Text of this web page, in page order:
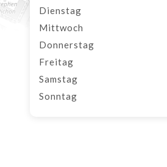
Dienstag
Mittwoch
Donnerstag
Freitag
Samstag
Sonntag